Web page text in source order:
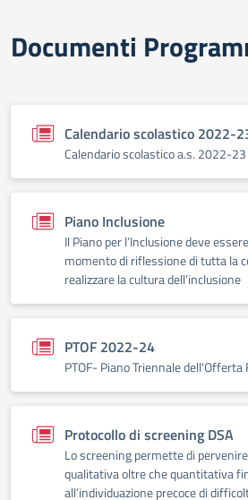
Documenti
Calendario scolastico 2022-
Calendario scolastico a.s. 2022-23
Piano Inclusione
Il Piano per l’Inclusione deve
momento di riflessione di tutta la
realizzare la cultura dell’inclusione
PTOF 2022-24
PTOF- Piano Triennale
Protocollo di screening DSA
Lo screening permette di
qualitativa oltre che quantitativa
all’individuazione precoce di